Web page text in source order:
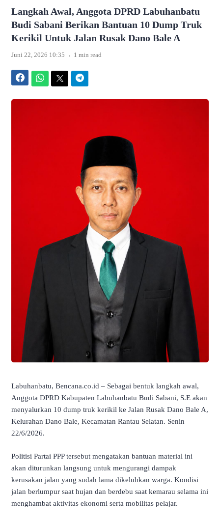
Langkah Awal, Anggota DPRD Labuhanbatu
Budi Sabani Berikan Bantuan 10 Dump Truk
Kerikil Untuk Jalan Rusak Dano Bale A
Juni 22, 2026 10:35 . 1 min read
Labuhanbatu, Bencana.co.id – Sebagai bentuk langkah awal,
Anggota DPRD Kabupaten Labuhanbatu Budi Sabani, S.E akan
menyalurkan 10 dump truk kerikil ke Jalan Rusak Dano Bale A,
Kelurahan Dano Bale, Kecamatan Rantau Selatan. Senin
22/6/2026.
Politisi Partai PPP tersebut mengatakan bantuan material ini
akan diturunkan langsung untuk mengurangi dampak
kerusakan jalan yang sudah lama dikeluhkan warga. Kondisi
jalan berlumpur saat hujan dan berdebu saat kemarau selama ini
menghambat aktivitas ekonomi serta mobilitas pelajar.